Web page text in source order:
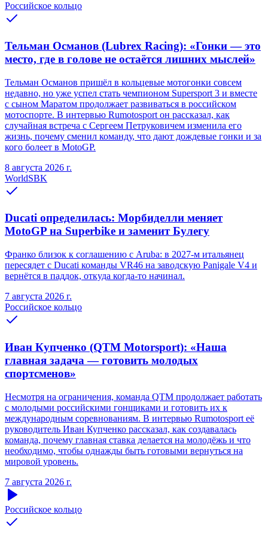
Российское кольцо
Тельман Османов (Lubrex Racing): «Гонки — это
место, где в голове не остаётся лишних мыслей»
Тельман Османов пришёл в кольцевые мотогонки совсем
недавно, но уже успел стать чемпионом Supersport 3 и вместе
с сыном Маратом продолжает развиваться в российском
мотоспорте. В интервью Rumotosport он рассказал, как
случайная встреча с Сергеем Петруковичем изменила его
жизнь, почему сменил команду, что дают дождевые гонки и за
кого болеет в MotoGP.
8 августа 2026 г.
WorldSBK
Ducati определилась: Морбиделли меняет
MotoGP на Superbike и заменит Булегу
Франко близок к соглашению с Aruba: в 2027-м итальянец
пересядет с Ducati команды VR46 на заводскую Panigale V4 и
вернётся в паддок, откуда когда-то начинал.
7 августа 2026 г.
Российское кольцо
Иван Купченко (QTM Motorsport): «Наша
главная задача — готовить молодых
спортсменов»
Несмотря на ограничения, команда QTM продолжает работать
с молодыми российскими гонщиками и готовить их к
международным соревнованиям. В интервью Rumotosport её
руководитель Иван Купченко рассказал, как создавалась
команда, почему главная ставка делается на молодёжь и что
необходимо, чтобы однажды быть готовыми вернуться на
мировой уровень.
7 августа 2026 г.
Российское кольцо